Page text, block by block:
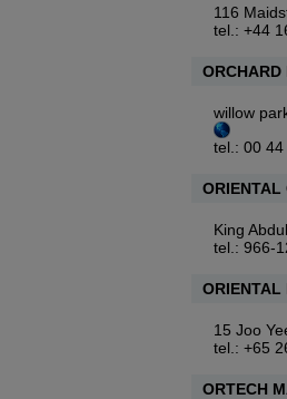
116
tel.: +44
ORCHARD
willow
tel.: 00
ORIENTAL
King
tel.: 966-
ORIENTAL
15 Joo
tel.: +65
ORTECH